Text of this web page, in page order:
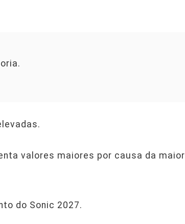
valores maiores por causa da maior
do Sonic 2027.